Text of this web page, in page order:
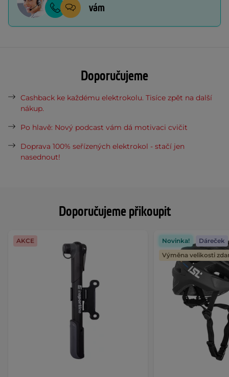
Doporučujeme přikoupit
AKCE Novinka!
Dáreček
Výměna velikosti
vám
Doporučujeme
Cashback ke každému elektrokolu. Tisíce zpět na další
nákup.
Po hlavě: Nový podcast vám dá motivaci cvičit
Doprava 100% seřízených elektrokol - stačí jen
nasednout!